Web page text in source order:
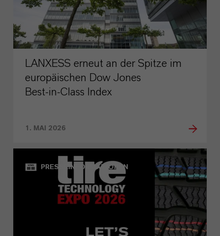
LANXESS erneut an der Spitze im
europäischen Dow Jones
Best‑in‑Class Index
1. MAI 2026
PRESSEINFORMATIONEN